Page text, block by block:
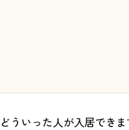
どういった人が入居でき